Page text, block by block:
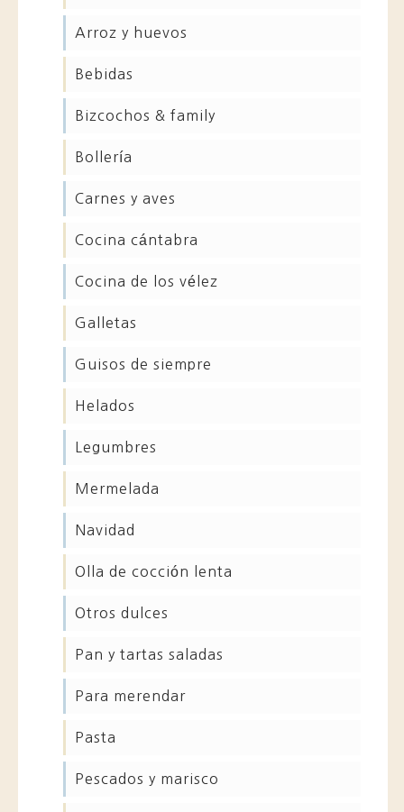
arroz y huevos
bebidas
bizcochos & family
bollería
carnes y aves
cocina cántabra
cocina de los vélez
galletas
guisos de siempre
helados
legumbres
mermelada
navidad
olla de cocción lenta
otros dulces
pan y tartas saladas
para merendar
pasta
pescados y marisco